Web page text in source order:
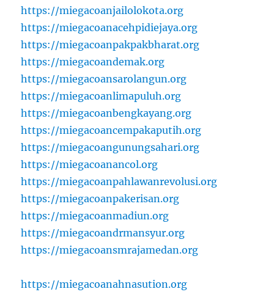
https://miegacoanjailolokota.org
https://miegacoanacehpidiejaya.org
https://miegacoanpakpakbharat.org
https://miegacoandemak.org
https://miegacoansarolangun.org
https://miegacoanlimapuluh.org
https://miegacoanbengkayang.org
https://miegacoancempakaputih.org
https://miegacoangunungsahari.org
https://miegacoanancol.org
https://miegacoanpahlawanrevolusi.org
https://miegacoanpakerisan.org
https://miegacoanmadiun.org
https://miegacoandrmansyur.org
https://miegacoansmrajamedan.org
https://miegacoanahnasution.org